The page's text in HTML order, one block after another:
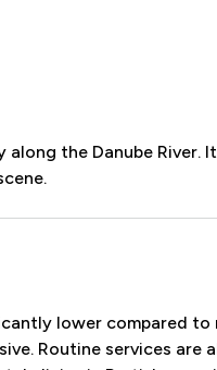
the Danube
lower compared
Routine services